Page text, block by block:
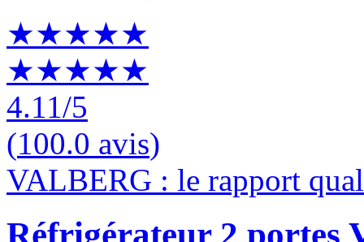
★★★★★
★★★★★
4.11/5
(100.0 avis)
VALBERG : le rapport
Réfrigérateur 2 portes